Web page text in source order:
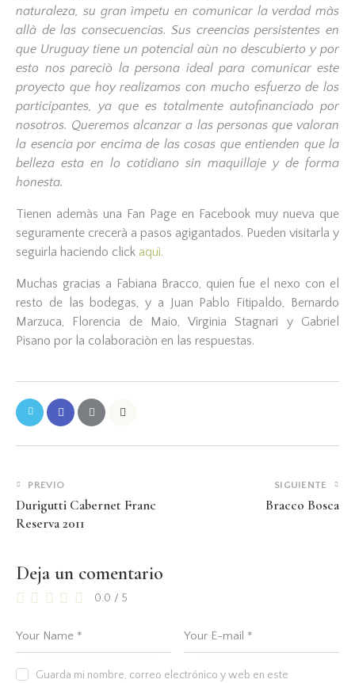
naturaleza, su gran ìmpetu en comunicar la verdad màs
allà de las consecuencias. Sus creencias persistentes en
que Uruguay tiene un potencial aùn no descubierto y por
esto nos pareciò la persona ideal para comunicar este
proyecto que hoy realizamos con mucho esfuerzo de los
participantes, ya que es totalmente autofinanciado por
nosotros. Queremos alcanzar a las personas que valoran
la esencia por encima de las cosas que entienden que la
belleza esta en lo cotidiano sin maquillaje y de forma
honesta.
Tienen ademàs una Fan Page en Facebook muy nueva que
seguramente crecerà a pasos agigantados. Pueden visitarla y
seguirla haciendo click aquì.
Muchas gracias a Fabiana Bracco, quien fue el nexo con el
resto de las bodegas, y a Juan Pablo Fitipaldo, Bernardo
Marzuca, Florencia de Maio, Virginia Stagnari y Gabriel
Pisano por la colaboraciòn en las respuestas.
PREVIO
Durigutti Cabernet Franc
Reserva 2011
SIGUIENTE
Bracco Bosca
Deja un comentario
0.0 / 5
Guarda mi nombre, correo electrónico y web en este